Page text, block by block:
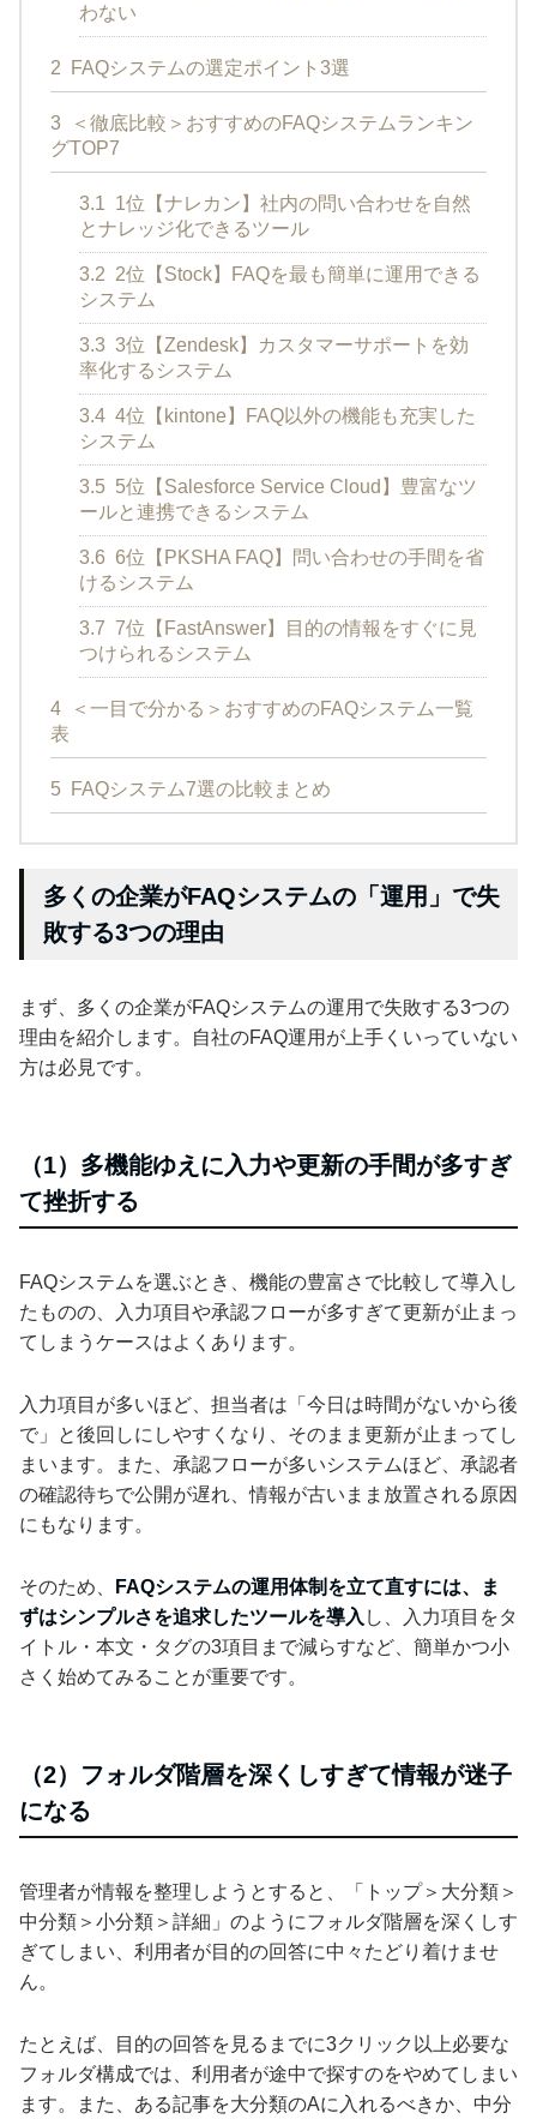
わない
2 FAQシステムの選定ポイント3選
3
＜徹底比較＞おすすめのFAQシステムランキン
グTOP7
3.1 1位【ナレカン】社内の問い合わせを自然
とナレッジ化できるツール
3.2 2位【Stock】FAQを最も簡単に運用できる
システム
3.3 3位【Zendesk】カスタマーサポートを効
率化するシステム
3.4 4位【kintone】FAQ以外の機能も充実した
システム
3.5 5位【Salesforce Service Cloud】豊富なツ
ールと連携できるシステム
3.6 6位【PKSHA FAQ】問い合わせの手間を省
けるシステム
3.7 7位【FastAnswer】目的の情報をすぐに見
つけられるシステム
4
＜一目で分かる＞おすすめのFAQシステム一覧
表
5 FAQシステム7選の比較まとめ
多くの企業がFAQシステムの「運用」で失
敗する3つの理由
まず、多くの企業がFAQシステムの運用で失敗する3つの
理由を紹介します。自社のFAQ運用が上手くいっていない
方は必見です。
（1）多機能ゆえに入力や更新の手間が多すぎ
て挫折する
FAQシステムを選ぶとき、機能の豊富さで比較して導入し
たものの、入力項目や承認フローが多すぎて更新が止まっ
てしまうケースはよくあります。
入力項目が多いほど、担当者は「今日は時間がないから後
で」と後回しにしやすくなり、そのまま更新が止まってし
まいます。また、承認フローが多いシステムほど、承認者
の確認待ちで公開が遅れ、情報が古いまま放置される原因
にもなります。
そのため、
FAQシステムの運用体制を立て直すには、ま
ずはシンプルさを追求したツールを導入 し、入力項目をタ
イトル・本文・タグの3項目まで減らすなど、簡単かつ小
さく始めてみることが重要です。
（2）フォルダ階層を深くしすぎて情報が迷子
になる
管理者が情報を整理しようとすると、「トップ＞大分類＞
中分類＞小分類＞詳細」のようにフォルダ階層を深くしす
ぎてしまい、利用者が目的の回答に中々たどり着けませ
ん。
たとえば、目的の回答を見るまでに3クリック以上必要な
フォルダ構成では、利用者が途中で探すのをやめてしまい
ます。また、ある記事を大分類のAに入れるべきか、中分